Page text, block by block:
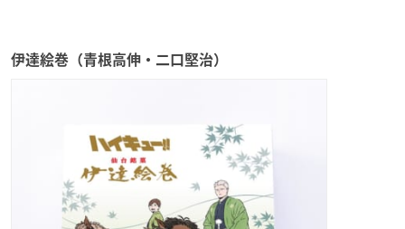
伊達絵巻（青根高伸・二口堅治）